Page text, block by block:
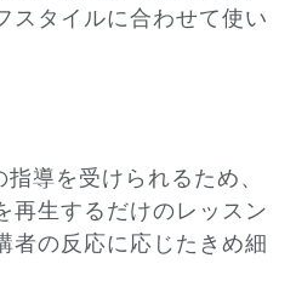
スタイルに合わせて使い
導を受けられるため、
再生するだけのレッスン
者の反応に応じたきめ細